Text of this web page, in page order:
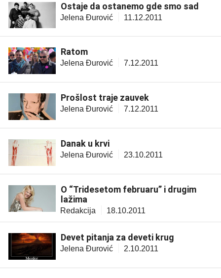
Ostaje da ostanemo gde smo sad
Jelena Đurović 11.12.2011
Ratom
Jelena Đurović 7.12.2011
Prošlost traje zauvek
Jelena Đurović 7.12.2011
Danak u krvi
Jelena Đurović 23.10.2011
O “Tridesetom februaru” i drugim
lažima
Redakcija 18.10.2011
Devet pitanja za deveti krug
Jelena Đurović 2.10.2011